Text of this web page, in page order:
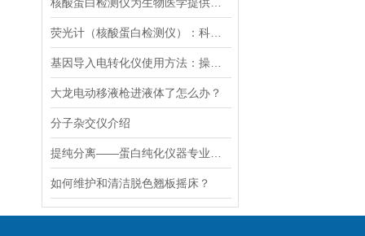
大龙电动移液枪进液体了怎么办？
分子杂交仪介绍
如何维护和清洁脱色翘板摇床？